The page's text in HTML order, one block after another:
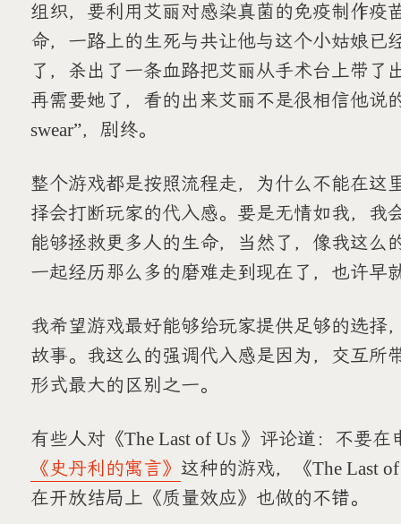
组织，要利用艾丽对感染真菌的免疫制作疫
命，一路上的生死与共让他与这个小姑娘已
了，杀出了一条血路把艾丽从手术台上带了
再需要她了，看的出来艾丽不是很相信他说
swear”，剧终。
整个游戏都是按照流程走，为什么不能在这
择会打断玩家的代入感。要是无情如我，我
能够拯救更多人的生命，当然了，像我这么
一起经历那么多的磨难走到现在了，也许早
我希望游戏最好能够给玩家提供足够的选择
故事。我这么的强调代入感是因为，交互所
形式最大的区别之一。
有些人对《The Last of Us 》评论道：不要
《史丹利的寓言》 这种的游戏，《The Last
在开放结局上《质量效应》也做的不错。